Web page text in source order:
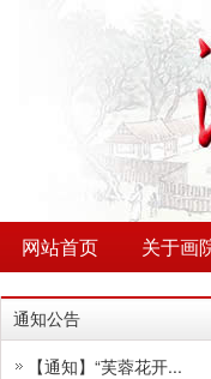
网站首页 关于画
通知公告
【通知】“芙蓉花开...